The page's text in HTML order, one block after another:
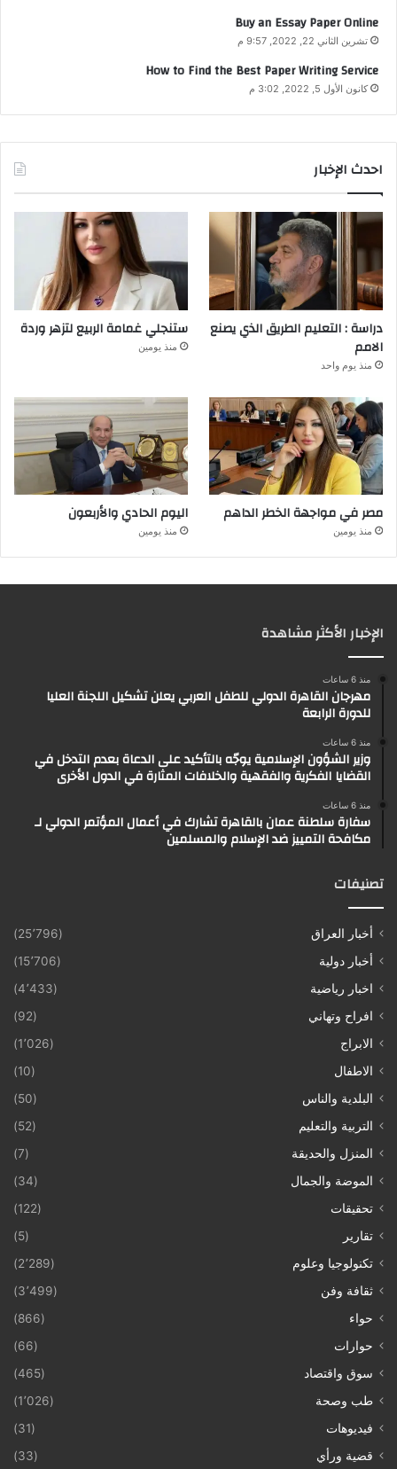
Buy an Essay Paper Online
تشرين الثاني 22, 2022, 9:57 م
How to Find the Best Paper Writing Service
كانون الأول 5, 2022, 3:02 م
احدث الإخبار
دراسة : التعليم الطريق الذي يصنع
الامم
منذ يوم واحد
ستنجلي غمامة الربيع لتزهر وردة
منذ يومين
مصر في مواجهة الخطر الداهم
منذ يومين
اليوم الحادي والأربعون
منذ يومين
الإخبار الأكثر مشاهدة
منذ 6 ساعات
مهرجان القاهرة الدولي للطفل العربي يعلن تشكيل اللجنة العليا
للدورة الرابعة
منذ 6 ساعات
وزير الشؤون الإسلامية يوجّه بالتأكيد على الدعاة بعدم التدخل في
القضايا الفكرية والفقهية والخلافات المثارة في الدول الأخرى
منذ 6 ساعات
سفارة سلطنة عمان بالقاهرة تشارك في أعمال المؤتمر الدولي لـ
مكافحة التمييز ضد الإسلام والمسلمين
تصنيفات
أخبار العراق
(25٬796)
أخبار دولية
(15٬706)
اخبار رياضية
(4٬433)
افراح وتهاني
(92)
الابراج
(1٬026)
الاطفال
(10)
البلدية والناس
(50)
التربية والتعليم
(52)
المنزل والحديقة
(7)
الموضة والجمال
(34)
تحقيقات
(122)
تقارير
(5)
تكنولوجيا وعلوم
(2٬289)
ثقافة وفن
(3٬499)
حواء
(866)
حوارات
(66)
سوق واقتصاد
(465)
طب وصحة
(1٬026)
فيديوهات
(31)
قضية ورأي
(33)